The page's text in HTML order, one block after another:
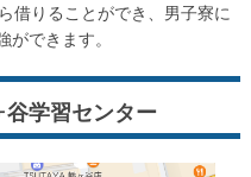
借りることができ、男子寮に
ができます。
学習センター